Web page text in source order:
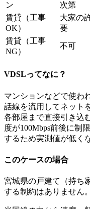
ン
次第
賃貸（工事
OK）
大家の
要
賃貸（工事
NG）
不可
VDSLってなに？
マンションなどで使わ
話線を流用してネット
各部屋まで直接引き込
度が100Mbps前後に制
するため実測値が低く
このケースの場合
宮城県の戸建て（持ち
する制約はありません。